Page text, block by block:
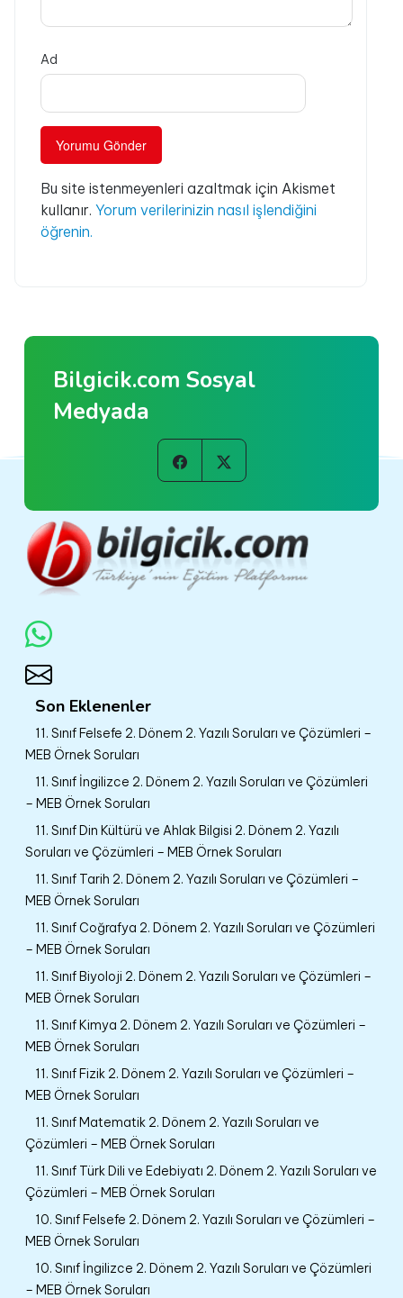
Ad
Bu site istenmeyenleri azaltmak için Akismet
kullanır. Yorum verilerinizin nasıl işlendiğini
öğrenin.
Bilgicik.com Sosyal
Medyada
Son Eklenenler
11. Sınıf Felsefe 2. Dönem 2. Yazılı Soruları ve Çözümleri –
MEB Örnek Soruları
11. Sınıf İngilizce 2. Dönem 2. Yazılı Soruları ve Çözümleri
– MEB Örnek Soruları
11. Sınıf Din Kültürü ve Ahlak Bilgisi 2. Dönem 2. Yazılı
Soruları ve Çözümleri – MEB Örnek Soruları
11. Sınıf Tarih 2. Dönem 2. Yazılı Soruları ve Çözümleri –
MEB Örnek Soruları
11. Sınıf Coğrafya 2. Dönem 2. Yazılı Soruları ve Çözümleri
– MEB Örnek Soruları
11. Sınıf Biyoloji 2. Dönem 2. Yazılı Soruları ve Çözümleri –
MEB Örnek Soruları
11. Sınıf Kimya 2. Dönem 2. Yazılı Soruları ve Çözümleri –
MEB Örnek Soruları
11. Sınıf Fizik 2. Dönem 2. Yazılı Soruları ve Çözümleri –
MEB Örnek Soruları
11. Sınıf Matematik 2. Dönem 2. Yazılı Soruları ve
Çözümleri – MEB Örnek Soruları
11. Sınıf Türk Dili ve Edebiyatı 2. Dönem 2. Yazılı Soruları ve
Çözümleri – MEB Örnek Soruları
10. Sınıf Felsefe 2. Dönem 2. Yazılı Soruları ve Çözümleri –
MEB Örnek Soruları
10. Sınıf İngilizce 2. Dönem 2. Yazılı Soruları ve Çözümleri
– MEB Örnek Soruları